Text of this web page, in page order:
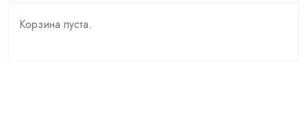
Корзина пуста.